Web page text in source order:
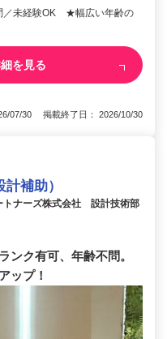
／未経験OK ★幅広い年齢の
を見る
07/30 掲載終了日： 2026/10/30
補助）
トナーズ株式会社 設計技術部
ンク有可、年齢不問。
ップ！